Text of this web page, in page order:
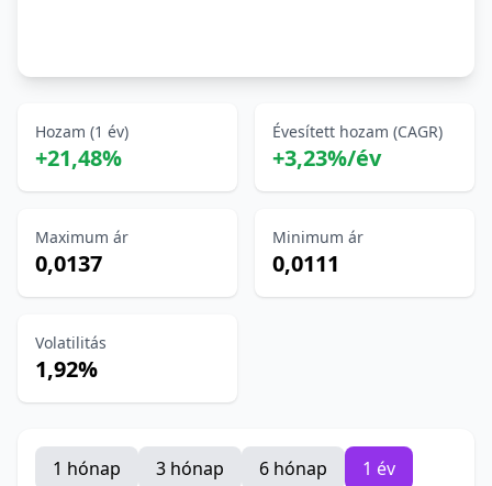
Hozam (1 év)
+21,48%
Évesített hozam (CAGR)
+3,23%/év
Maximum ár
0,0137
Minimum ár
0,0111
Volatilitás
1,92%
1 hónap 3 hónap 6 hónap
1 év